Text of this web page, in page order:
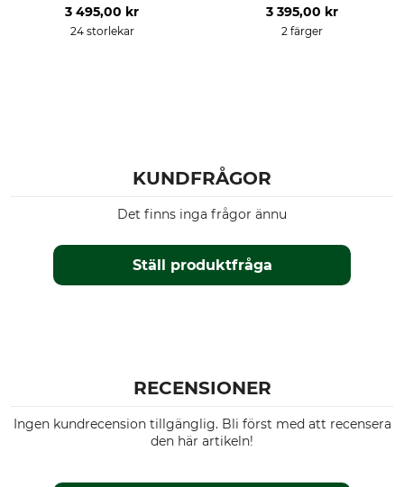
3 495,00 kr
24 storlekar
3 395,00 kr
2 färger
KUNDFRÅGOR
Ställ produktfråga
Det finns inga frågor ännu
RECENSIONER
Ingen kundrecension tillgänglig. Bli först med att recensera
den här artikeln!